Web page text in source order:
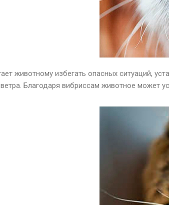
животному избегать опасных ситуаций,
Благодаря вибриссам животное может